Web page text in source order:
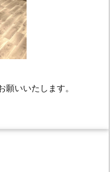
願いいたします。